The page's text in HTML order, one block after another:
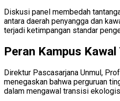
Diskusi panel membedah
antara daerah penyangga dan
terjadi ketimpangan standar
Peran Kampus
Direktur Pascasarjana Unmul,
menegaskan bahwa perguruan
dalam mengawal transisi